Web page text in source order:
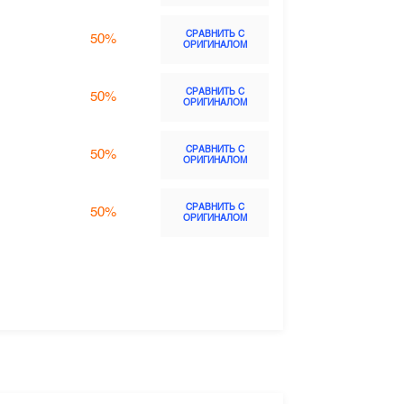
50%
СРАВНИТЬ С
ОРИГИНАЛОМ
50%
СРАВНИТЬ С
ОРИГИНАЛОМ
50%
СРАВНИТЬ С
ОРИГИНАЛОМ
50%
СРАВНИТЬ С
ОРИГИНАЛОМ